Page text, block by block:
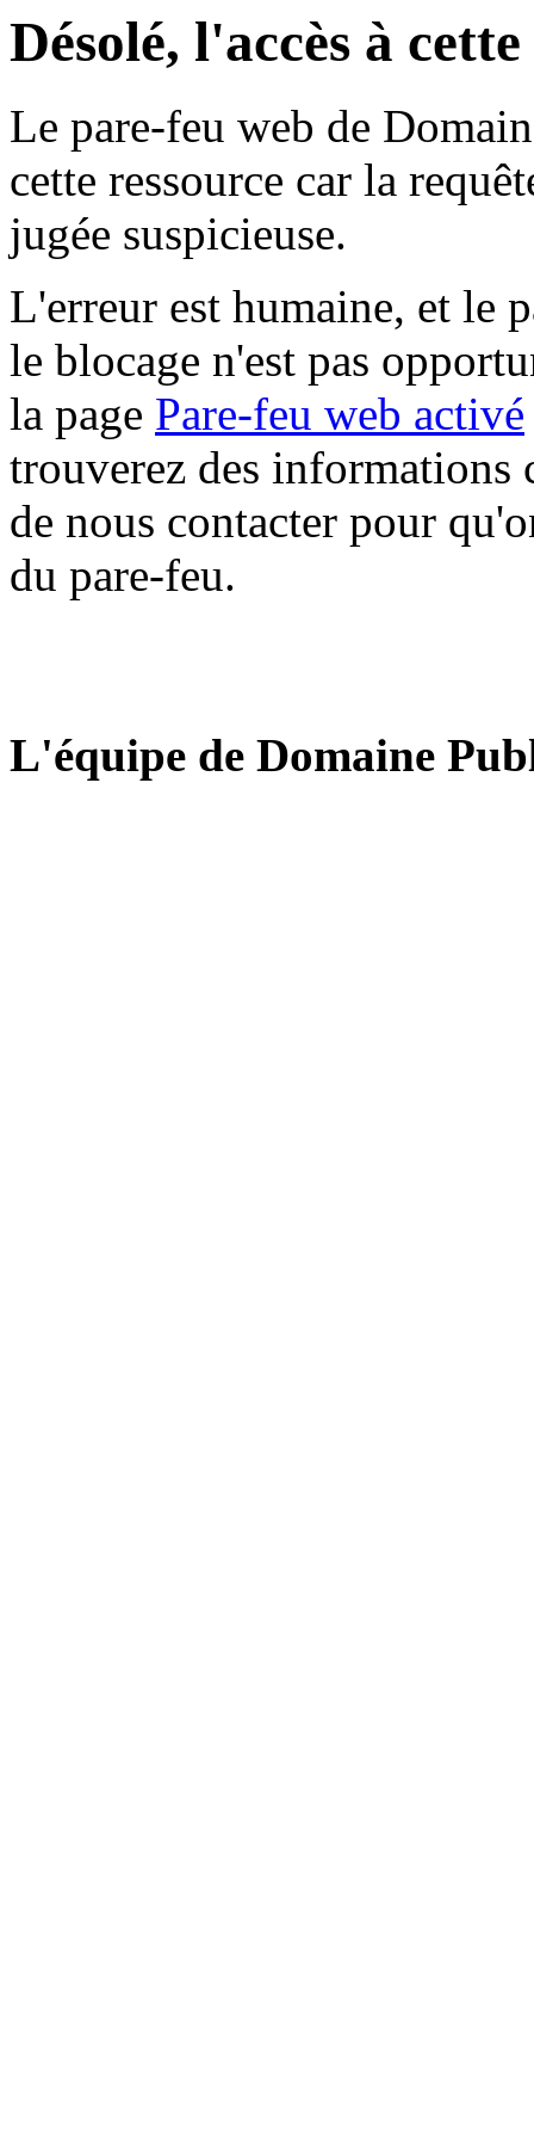
Désolé, l'accès à
Le pare-feu web de
cette ressource car la
jugée suspicieuse.
L'erreur est humaine, et le
le blocage n'est pas
la page Pare-feu web activé
trouverez des informations
de nous contacter pour
du pare-feu.
L'équipe de Domaine